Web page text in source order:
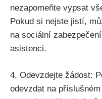
nezapomeňte vypsat
Pokud si nejste jistí,
na sociální
asistenci.
4. Odevzdejte žádost:
odevzdat na